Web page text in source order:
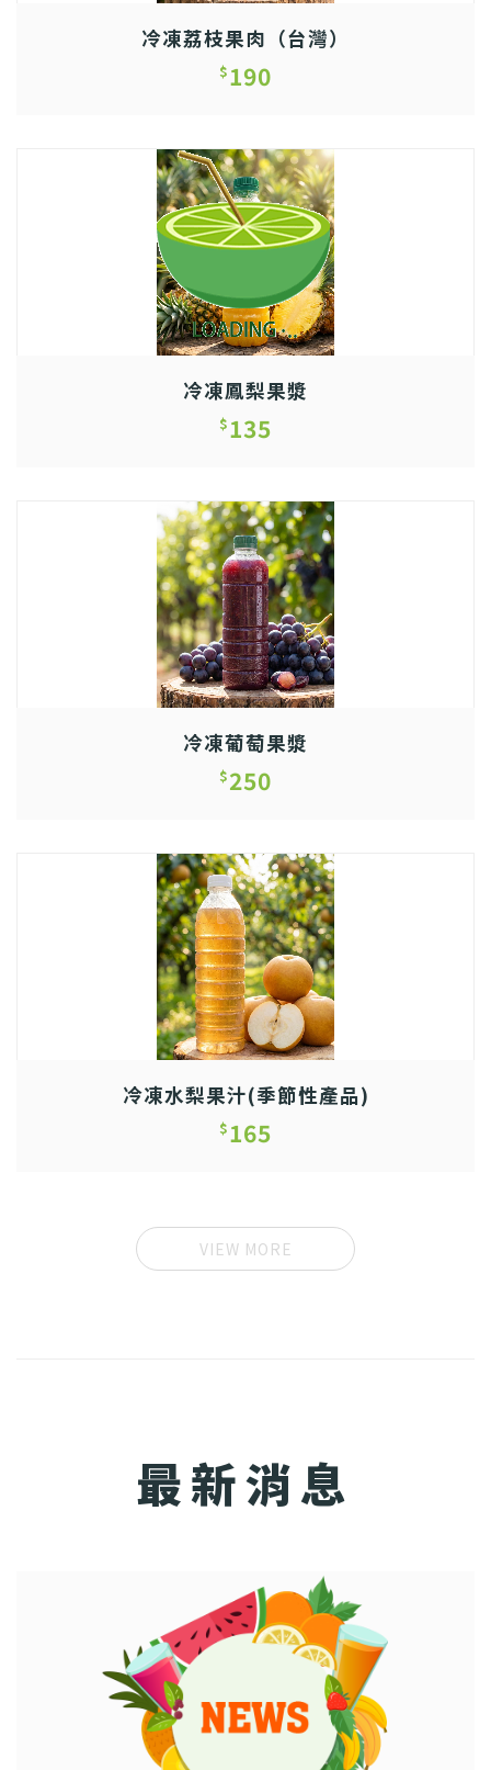
冷凍荔枝果肉（台灣）
$190
冷凍鳳梨果漿
$135
冷凍葡萄果漿
$250
冷凍水梨果汁(季節性產品)
$165
VIEW MORE
最新消息